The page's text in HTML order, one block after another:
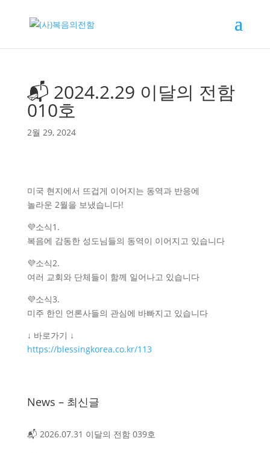
📬 2024.2.29 이달의 전함
010호
2월 29, 2024
미국 현지에서 뜨겁게 이어지는 동역과 반응에
놀라운 2월을 보냈습니다!
💜소식1.
복음에 감동한 성도님들의 동역이 이어지고 있습니다
💜소식2.
여러 교회와 단체들이 함께 일어나고 있습니다
💜소식3.
미주 한인 언론사들의 관심에 바빠지고 있습니다
↓ 바로가기 ↓
https://blessingkorea.co.kr/113
News – 최신글
📬 2026.07.31 이달의 전함 039호